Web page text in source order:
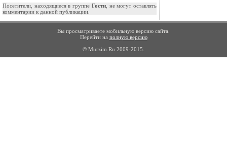
Посетители, находящиеся в группе Гости, не могут оставлять
комментарии к данной публикации.
Вы просматриваете мобильную версию сайта.
Перейти на полную версию
© Murzim.Ru 2009-2015.